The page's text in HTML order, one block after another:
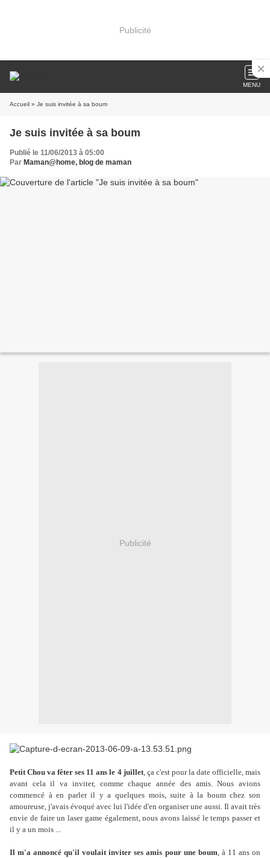
Publicité
MENU
Accueil » Je suis invitée à sa boum
Je suis invitée à sa boum
Publié le 11/06/2013 à 05:00
Par Maman@home, blog de maman
Publicité
Petit Chou va fêter ses 11 ans le 4 juillet, ça c'est pour la date officielle, mais
avant cela il va inviter, comme chaque année des amis. Nous avions
commencé à en parler il y a quelques mois, suite à la boum chez son
amoureuse, j'avais évoqué avec lui l'idée d'en organiser une aussi. Il avait très
envie de faire un laser game également, nous avons laissé le temps passer et
il y a un mois ...
Il m'a annoncé qu'il voulait inviter ses amis pour une boum, à 11 ans on